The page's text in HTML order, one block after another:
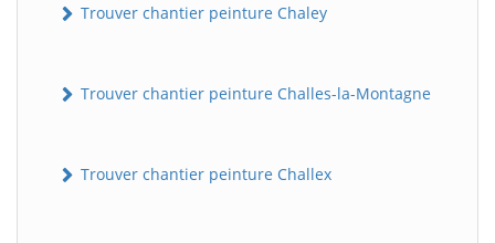
Trouver chantier peinture Chaley
Trouver chantier peinture Challes-la-Montagne
Trouver chantier peinture Challex